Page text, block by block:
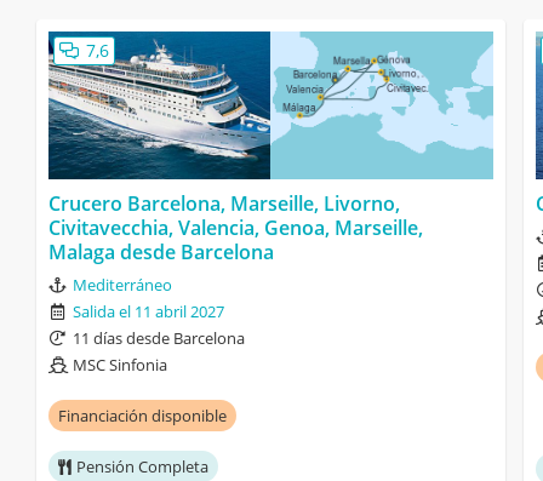
7,6
Crucero Barcelona, Marseille, Livorno,
Civitavecchia, Valencia, Genoa, Marseille,
Malaga desde Barcelona
Mediterráneo
Salida el 11 abril 2027
11 días desde Barcelona
MSC Sinfonia
Financiación disponible
Pensión Completa